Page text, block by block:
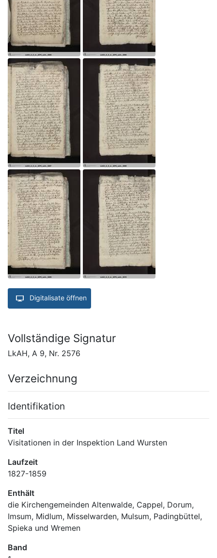
Digitalisate öffnen
Vollständige Signatur
LkAH, A 9, Nr. 2576
Verzeichnung
Identifikation
Titel
Visitationen in der Inspektion Land Wursten
Laufzeit
1827-1859
Enthält
die Kirchengemeinden Altenwalde, Cappel, Dorum,
Imsum, Midlum, Misselwarden, Mulsum, Padingbüttel,
Spieka und Wremen
Band